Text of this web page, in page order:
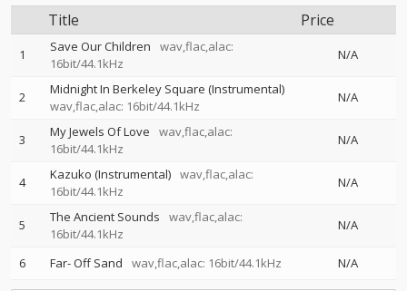
Title Price
1 Save Our Children
wav,flac,alac:
16bit/44.1kHz
N/A
2
Midnight In Berkeley Square (Instrumental)
wav,flac,alac: 16bit/44.1kHz
N/A
3 My Jewels Of Love
wav,flac,alac:
16bit/44.1kHz
N/A
4 Kazuko (Instrumental) wav,flac,alac:
16bit/44.1kHz
N/A
5 The Ancient Sounds
wav,flac,alac:
16bit/44.1kHz
N/A
6 Far- Off Sand wav,flac,alac: 16bit/44.1kHz N/A